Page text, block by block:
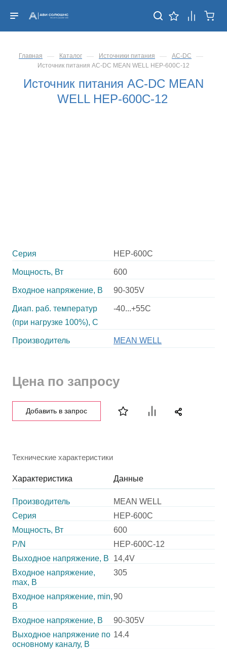
Главная — Каталог — Источники питания — AC-DC —
Источник питания AC-DC MEAN WELL HEP-600C-12
Источник питания AC-DC MEAN
WELL HEP-600C-12
Серия HEP-600C
Мощность, Вт 600
Входное напряжение, В 90-305V
Диап. раб. температур
(при нагрузке 100%), C
-40...+55C
Производитель MEAN WELL
Цена по запросу
Добавить в запрос
Технические характеристики
Характеристика Данные
Производитель
MEAN WELL
Серия
HEP-600C
Мощность, Вт
600
P/N
HEP-600C-12
Выходное напряжение, В
14,4V
Входное напряжение,
max, В
305
Входное напряжение, min,
В
90
Входное напряжение, В
90-305V
Выходное напряжение по
основному каналу, В
14.4